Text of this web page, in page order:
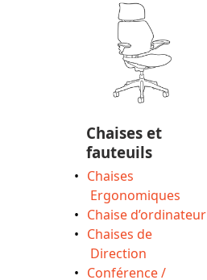
Chaises et
fauteuils
Chaises
Ergonomiques
Chaise d’ordinateur
Chaises de
Direction
Conférence /